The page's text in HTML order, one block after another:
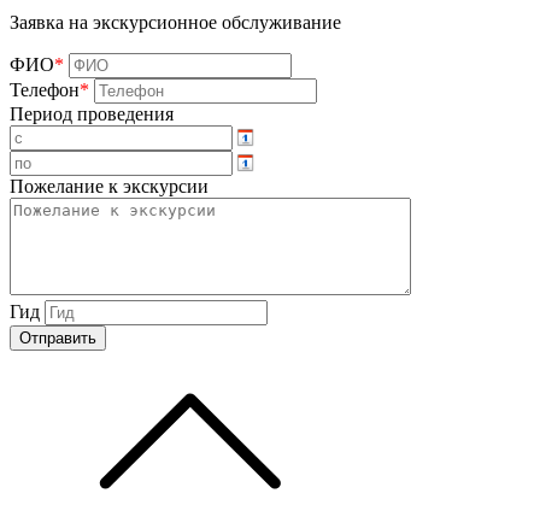
Заявка на экскурсионное обслуживание
ФИО*
Телефон*
Период проведения
Пожелание к экскурсии
Гид